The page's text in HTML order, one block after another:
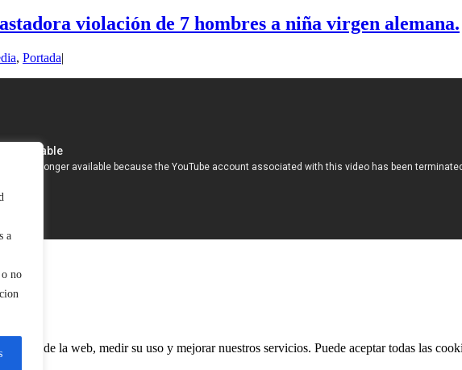
a
no
violación de 7 hombres a niña virgen alemana.
, Portada|
de la web, medir su uso y mejorar nuestros servicios. Puede aceptar todas las